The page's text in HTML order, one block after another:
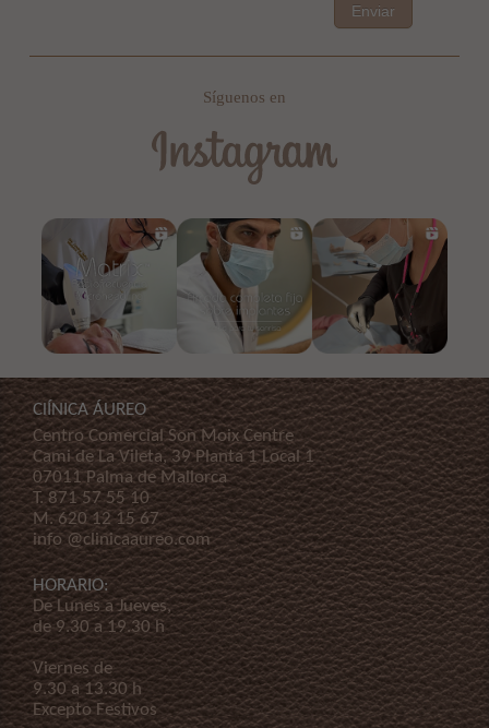
Enviar
Síguenos en
ClÍNICA ÁUREO
Centro Comercial Son Moix Centre
Cami de La Vileta, 39 Planta 1 Local 1
07011 Palma de Mallorca
T.871 57 55 10
M.620 12 15 67
info @clinicaaureo.com
HORARIO:
De Lunes a Jueves,
de 9.30 a 19.30 h
Viernes de
9.30 a 13.30 h
Excepto Festivos